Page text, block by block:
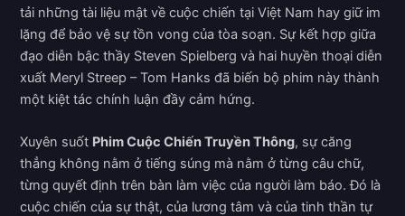
tải những tài liệu mật về cuộc chiến tại Việt Nam hay giữ im
lặng để bảo vệ sự tồn vong của tòa soạn. Sự kết hợp giữa
đạo diễn bậc thầy Steven Spielberg và hai huyền thoại diễn
xuất Meryl Streep – Tom Hanks đã biến bộ phim này thành
một kiệt tác chính luận đầy cảm hứng.
Xuyên suốt Phim Cuộc Chiến Truyền Thông, sự căng
thẳng không nằm ở tiếng súng mà nằm ở từng câu chữ,
từng quyết định trên bàn làm việc của người làm báo. Đó là
cuộc chiến của sự thật, của lương tâm và của tinh thần tự